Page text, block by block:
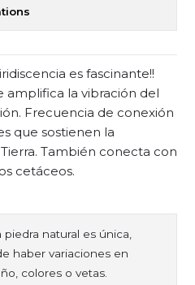
es fascinante!!
amplifica la vibración del
Frecuencia de conexión
que sostienen la
También conecta con
cetáceos.
piedra natural es única,
haber variaciones en
colores o vetas.